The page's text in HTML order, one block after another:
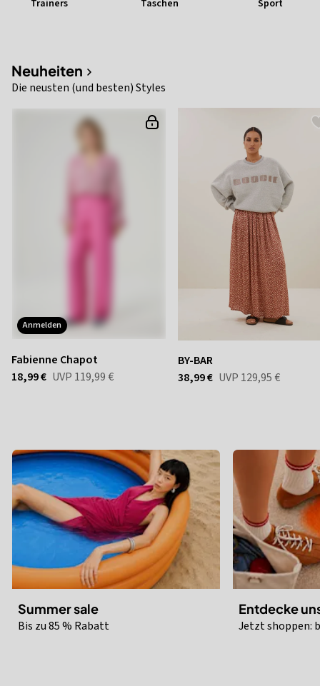
Summer sale
Bis zu 85 % Rabatt
Entdecke
Jetzt shoppen:
Neuheiten
Die neusten (und besten) Styles
anmelden
Fabienne Chapot
18,99 € UVP 119,99 €
BY-BAR
38,99 € UVP 129,95 €
Trainers Taschen Sport